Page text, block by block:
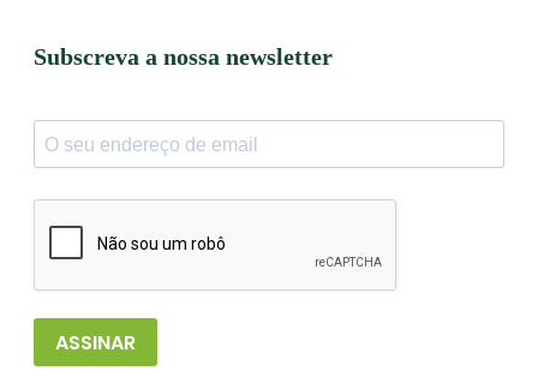
Subscreva a nossa newsletter
ASSINAR